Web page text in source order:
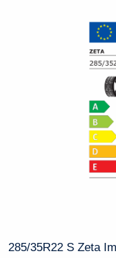
285/35R22 S Zeta